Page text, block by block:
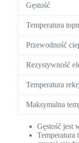
Gęstość
Temperatura
Przewodność
Rezystywność
Temperatura
Maksymalna
Gęstość jest
Temperatura